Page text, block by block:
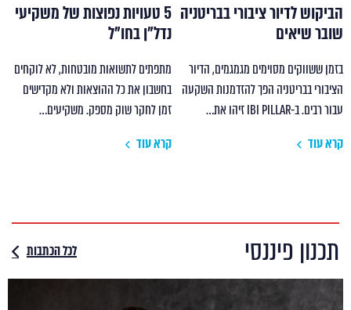
הביקוש לדיור ציבורי בבריטניה
שובר שיאים
בזמן ששווקים מסוימים מגמגמים, הדיור
הציבורי בבריטניה הפך להזדמנות השקעה
עבור רבים. ב-IBI PILLAR זיהו את…
קרא עוד
5 טעויות נפוצות של משקיעי
נדל"ן בחו"ל
מתפתים לתשואות מובטחות, לא לוקחים
בחשבון את כל ההוצאות ולא מקדישים
זמן לחקר שוק מספק. משקיעים…
קרא עוד
תכנון פיננסי לכל הכתבות